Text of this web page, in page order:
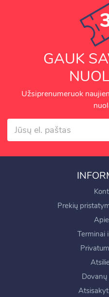
GAUK
Užsiprenumeruok
Prekių
Terminai